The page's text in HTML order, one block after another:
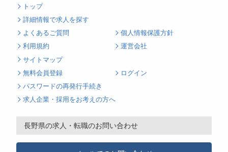
トップ
詳細情報で求人を探す
よくあるご質問
個人情報保護方針
利用規約
運営会社
サイトマップ
無料会員登録
ログイン
パスワードの再発行手続き
求人企業・採用をお考えの方へ
長野県の求人・転職のお問い合わせ